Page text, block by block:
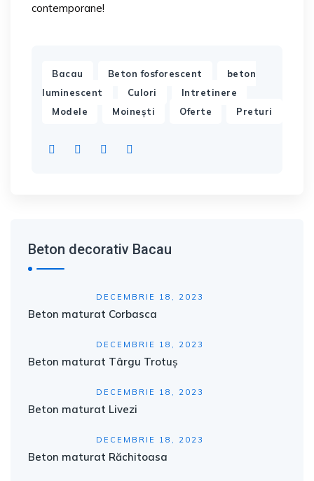
contemporane!
Bacau Beton fosforescent
beton
luminescent
Culori Intretinere
Modele Moinești Oferte Preturi
Beton decorativ Bacau
DECEMBRIE 18, 2023
Beton maturat Corbasca
DECEMBRIE 18, 2023
Beton maturat Târgu Trotuș
DECEMBRIE 18, 2023
Beton maturat Livezi
DECEMBRIE 18, 2023
Beton maturat Răchitoasa